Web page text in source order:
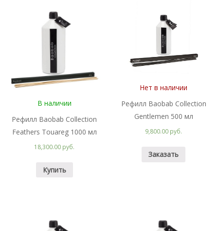
В наличии
Рефилл Baobab Collection
Feathers Touareg 1000 мл
18,300.00 руб.
Купить
Нет в наличии
Рефилл Baobab Collection
Gentlemen 500 мл
9,800.00 руб.
Заказать